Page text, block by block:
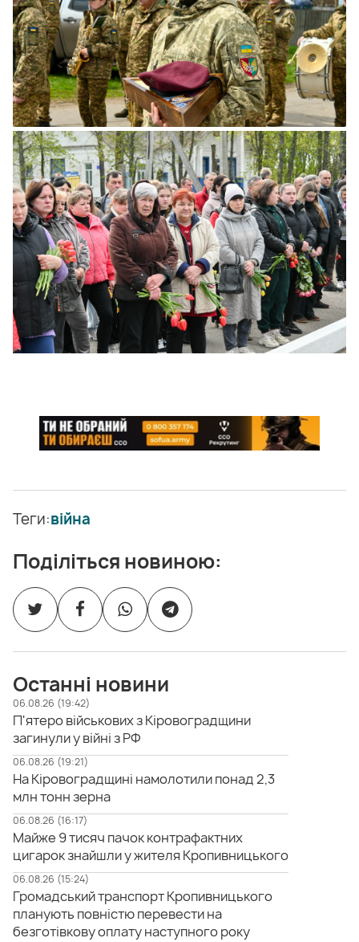
Теги:війна
Поділіться новиною:
Останні новини
06.08.26 (19:42)
П'ятеро військових з Кіровоградщини
загинули у війні з РФ
06.08.26 (19:21)
На Кіровоградщині намолотили понад 2,3
млн тонн зерна
06.08.26 (16:17)
Майже 9 тисяч пачок контрафактних
цигарок знайшли у жителя Кропивницького
06.08.26 (15:24)
Громадський транспорт Кропивницького
планують повністю перевести на
безготівкову оплату наступного року